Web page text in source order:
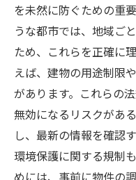
を未然に防ぐための重
うな都市では、地域ご
ため、これらを正確に
えば、建物の用途制限
があります。これらの
無効になるリスクがあ
し、最新の情報を確認
環境保護に関する規制
めには、事前に物件の